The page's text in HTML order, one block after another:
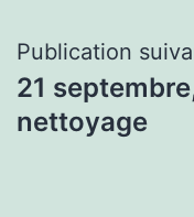
Publication
21
nettoyage